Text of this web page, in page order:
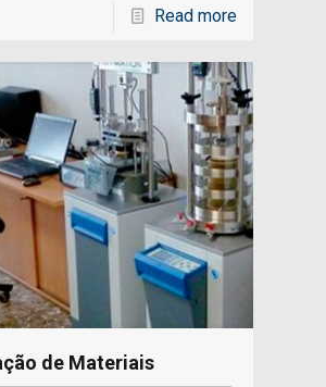
Read more
de Materiais